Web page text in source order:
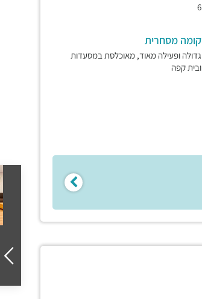
6
קומה מסחרית
גדולה ופעילה מאוד, מאוכלסת במסעדות
ובית קפה